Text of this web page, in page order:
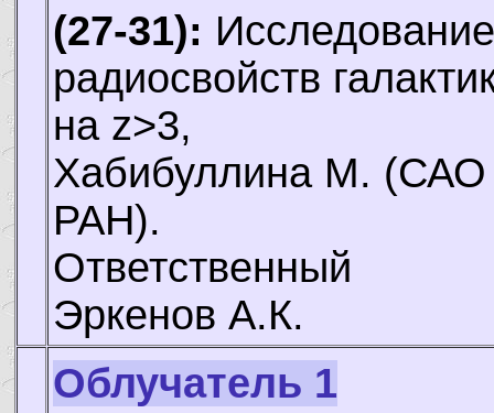
(27-31):
радиосвойств
на z>3,
Хабибуллина М. (САО
РАН).
Ответственный
Эркенов А.К.
Облучатель 1